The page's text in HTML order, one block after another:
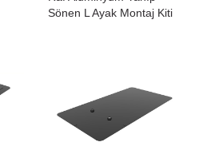
Sönen L Ayak Montaj Kiti